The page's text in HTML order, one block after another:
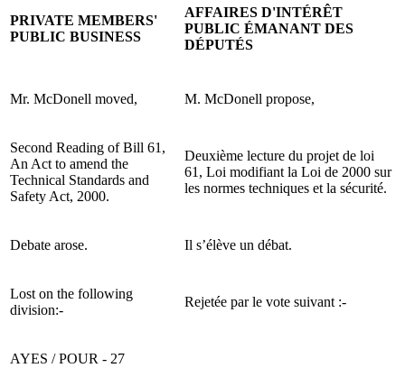
PRIVATE MEMBERS'
PUBLIC BUSINESS
AFFAIRES D'INTÉRÊT
PUBLIC ÉMANANT DES
DÉPUTÉS
Mr. McDonell moved, M. McDonell propose,
Second Reading of Bill 61,
An Act to amend the
Technical Standards and
Safety Act, 2000.
Deuxième lecture du projet de loi
61, Loi modifiant la Loi de 2000 sur
les normes techniques et la sécurité.
Debate arose. Il s’élève un débat.
Lost on the following
division:-
Rejetée par le vote suivant :-
AYES / POUR - 27